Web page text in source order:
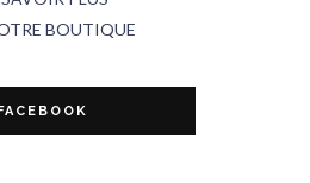
BOUTIQUE
FACEBOOK